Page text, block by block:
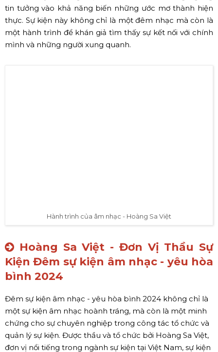
tin tưởng vào khả năng biến những ước mơ thành hiện
thực. Sự kiện này không chỉ là một đêm nhạc mà còn là
một hành trình để khán giả tìm thấy sự kết nối với chính
mình và những người xung quanh.
Hành trình của âm nhạc - Hoàng Sa Việt
Hoàng Sa Việt - Đơn Vị Thầu Sự
Kiện Đêm sự kiện âm nhạc - yêu hòa
bình 2024
Đêm sự kiện âm nhạc - yêu hòa bình 2024 không chỉ là
một sự kiện âm nhạc hoành tráng, mà còn là một minh
chứng cho sự chuyên nghiệp trong công tác tổ chức và
quản lý sự kiện. Được thầu và tổ chức bởi Hoàng Sa Việt,
đơn vị nổi tiếng trong ngành sự kiện tại Việt Nam, sự kiện